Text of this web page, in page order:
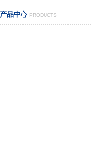
产品中心 PRODUCTS